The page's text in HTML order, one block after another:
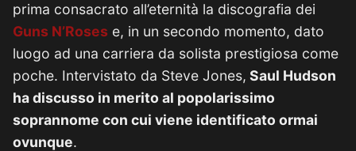
prima consacrato all’eternità la discografia dei
Guns N’Roses e, in un secondo momento, dato
luogo ad una carriera da solista prestigiosa come
poche. Intervistato da Steve Jones, Saul Hudson
ha discusso in merito al popolarissimo
soprannome con cui viene identificato ormai
ovunque.